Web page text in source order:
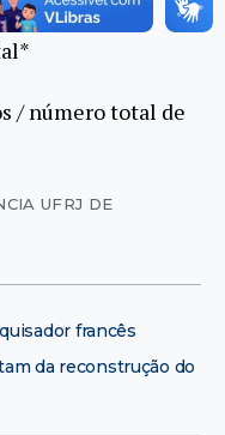
/ número total de
UFRJ DE
francês
da reconstrução do